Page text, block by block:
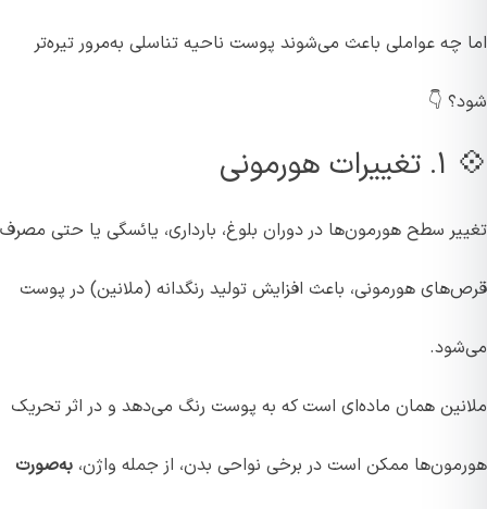
اما چه عواملی باعث می‌شوند پوست ناحیه تناسلی به‌مرور تیره‌تر
شود؟ 👇
💠 ۱. تغییرات هورمونی
تغییر سطح هورمون‌ها در دوران بلوغ، بارداری، یائسگی یا حتی مصرف
قرص‌های هورمونی، باعث افزایش تولید رنگدانه‌ (ملانین) در پوست
می‌شود.
ملانین همان ماده‌ای است که به پوست رنگ می‌دهد و در اثر تحریک
هورمون‌ها ممکن است در برخی نواحی بدن، از جمله واژن، به‌صورت